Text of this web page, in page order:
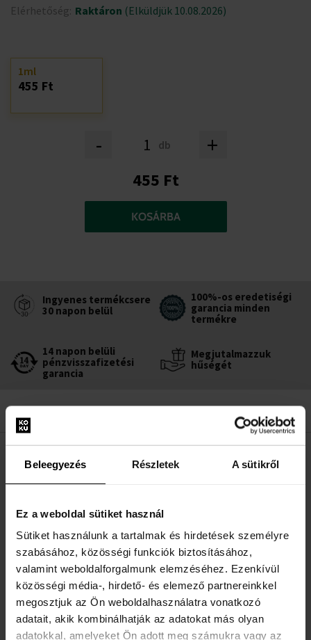
Beleegyezés Részletek A sütikről
Ez a weboldal sütiket használ
Sütiket használunk a tartalmak és hirdetések személyre
szabásához, közösségi funkciók biztosításához,
valamint weboldalforgalmunk elemzéséhez. Ezenkívül
közösségi média-, hirdető- és elemező partnereinkkel
megosztjuk az Ön weboldalhasználatra vonatkozó
adatait, akik kombinálhatják az adatokat más olyan
adatokkal, amelyeket Ön adott meg számukra vagy az
Elérhetőség: Raktáron (Elküldjük 10.08.2026)
- db +
1ml
455 Ft
455 Ft
KOSÁRBA
Ingyenes termékcsere
30 napon belül
100%-os eredetiségi
garancia minden
termékre
14 napon belüli
pénzvisszafizetési
garancia
Megjutalmazzuk
hűségét
LEÍRÁS
ugyanez vonatkozik a parfümökre is. Lehet, hogy évek óta
mernél kipróbálni valami újat? Miért ne kezdhetnél új fejezetet egy
olyan illattal, amely ismeretlen, de érdekes jegyekbe burkolózik?
Most van itt az ideje – merülj el az új illatok világában, és fedezd fel
új kedvenc illatodat.
RÉSZLETEK